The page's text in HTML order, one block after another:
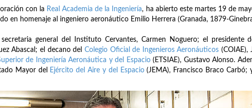
con la Real Academia de la Ingeniería, ha abierto este martes 19 de
en homenaje al ingeniero aeronáutico Emilio Herrera (Granada, 1879-
general del Instituto Cervantes, Carmen Noguero; el presidente
Abascal; el decano del Colegio Oficial de Ingenieros Aeronáuticos (COIAE),
de Ingeniería Aeronáutica y del Espacio(ETSIAE), Gustavo Alonso.
Mayor del
Ejército del Aire y del Espacio(JEMA), Francisco Braco Carbó;